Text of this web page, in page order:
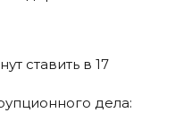
ставить в 17
дела: